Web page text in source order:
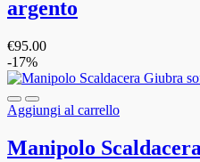
argento
€95.00
-17%
Aggiungi al carrello
Manipolo